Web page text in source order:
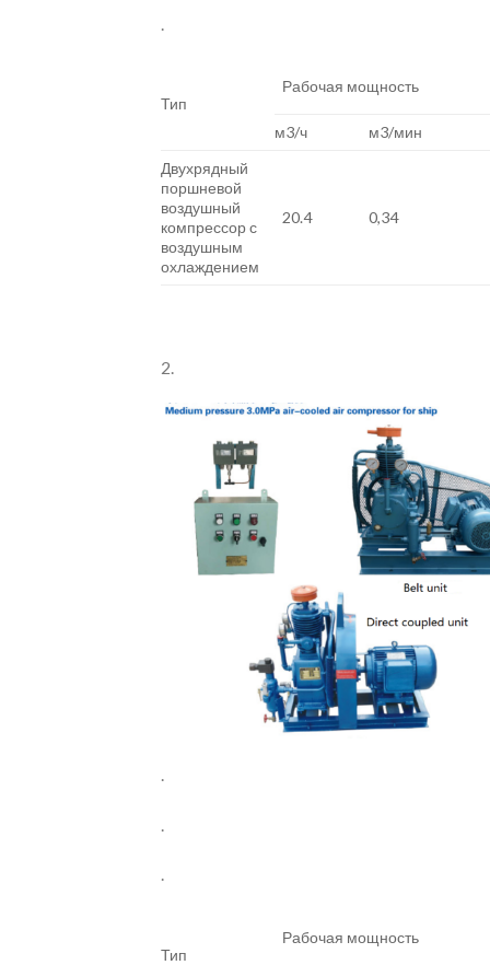
Тип
Рабочая мощность
м3/ч
м3/мин
Двухрядный
поршневой
воздушный
компрессор с
воздушным
охлаждением
20.4 0,34
2.
.
.
Тип
Рабочая мощность